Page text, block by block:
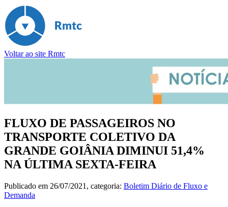
Voltar ao site Rmtc
FLUXO DE PASSAGEIROS NO
TRANSPORTE COLETIVO DA
GRANDE GOIÂNIA DIMINUI 51,4%
NA ÚLTIMA SEXTA-FEIRA
Publicado em 26/07/2021 , categoria: Boletim Diário de Fluxo e
Demanda